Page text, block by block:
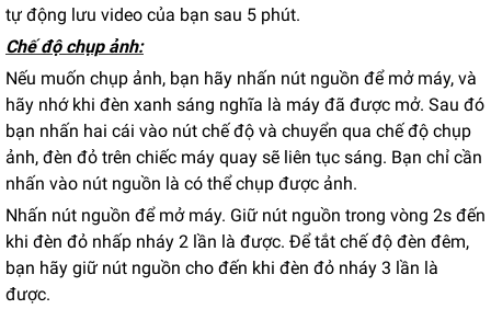
tự động lưu video của bạn sau 5 phút.
Chế độ chụp ảnh:
Nếu muốn chụp ảnh, bạn hãy nhấn nút nguồn để mở máy, và
hãy nhớ khi đèn xanh sáng nghĩa là máy đã được mở. Sau đó
bạn nhấn hai cái vào nút chế độ và chuyển qua chế độ chụp
ảnh, đèn đỏ trên chiếc máy quay sẽ liên tục sáng. Bạn chỉ cần
nhấn vào nút nguồn là có thể chụp được ảnh.
Nhấn nút nguồn để mở máy. Giữ nút nguồn trong vòng 2s đến
khi đèn đỏ nhấp nháy 2 lần là được. Để tắt chế độ đèn đêm,
bạn hãy giữ nút nguồn cho đến khi đèn đỏ nháy 3 lần là
được.